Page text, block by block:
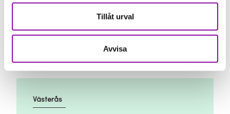
Tillåt urval
Avvisa
Hitta Kapitalet - Augusti
Västerås